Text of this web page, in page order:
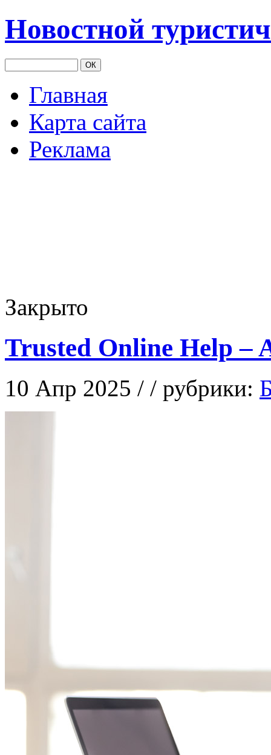
Новостной
Главная
Карта сайта
Реклама
Закрыто
Trusted Online Help –
10 Апр 2025 / / рубрики: